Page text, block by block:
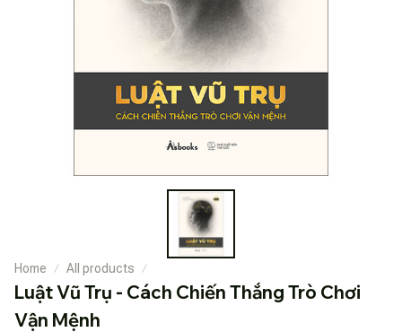
Home All products
Luật Vũ Trụ - Cách Chiến Thắng Trò Chơi
Vận Mệnh